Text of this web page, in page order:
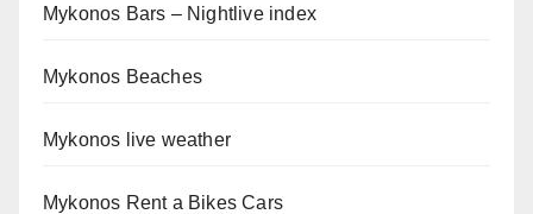
Mykonos Bars – Nightlive index
Mykonos Beaches
Mykonos live weather
Mykonos Rent a Bikes Cars